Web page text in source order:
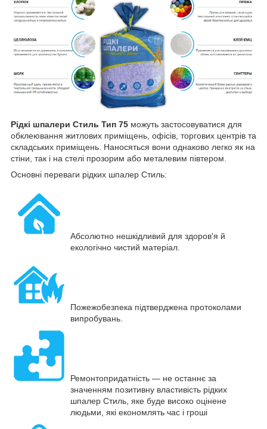
Рідкі шпалери Стиль Тип 75 можуть застосовуватися для
обклеювання житлових приміщень, офісів, торгових центрів та
складських приміщень. Наносяться вони однаково легко як на
стіни, так і на стелі прозорим або металевим півтером.
Основні переваги рідких шпалер Стиль:
Абсолютно нешкідливий для здоров'я й
екологічно чистий матеріал.
Пожежобезпека підтверджена протоколами
випробувань.
Ремонтопридатність — не останнє за
значенням позитивну властивість рідких
шпалер Стиль, яке буде високо оцінене
людьми, які економлять час і гроші